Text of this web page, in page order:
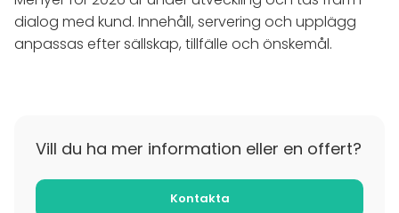
dialog med kund. Innehåll, servering och upplägg
anpassas efter sällskap, tillfälle och önskemål.
Vill du ha mer information eller en offert?
Kontakta